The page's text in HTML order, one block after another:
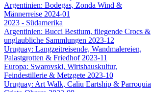
Argentinien: Bodegas, Zonda Wind &
Männerreise 2024-01
2023 - Südamerika
Argentinien: Bucci Bestium, fliegende Crocs &
unglaubliche Sammlungen 2023-12
Uruguay: Langzeitreisende, Wandmalereien,
Palastgrotten & Friedhof 2023-11
Europa: Swarovski, Wirtshauskultur,
Feindestillerie & Metzgete 2023-10
Uruguay: Art Walk, Caliu Eartship & Parroquia